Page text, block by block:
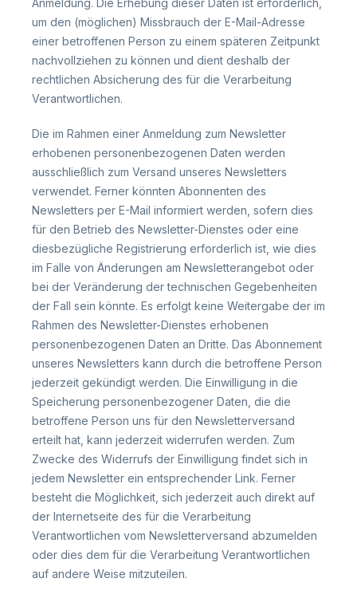
um den (möglichen) Missbrauch der E-Mail-Adresse
einer betroffenen Person zu einem späteren Zeitpunkt
nachvollziehen zu können und dient deshalb der
rechtlichen Absicherung des für die Verarbeitung
Verantwortlichen.
Die im Rahmen einer Anmeldung zum Newsletter
erhobenen personenbezogenen Daten werden
ausschließlich zum Versand unseres Newsletters
verwendet. Ferner könnten Abonnenten des
Newsletters per E-Mail informiert werden, sofern dies
für den Betrieb des Newsletter-Dienstes oder eine
diesbezügliche Registrierung erforderlich ist, wie dies
im Falle von Änderungen am Newsletterangebot oder
bei der Veränderung der technischen Gegebenheiten
der Fall sein könnte. Es erfolgt keine Weitergabe der im
Rahmen des Newsletter-Dienstes erhobenen
personenbezogenen Daten an Dritte. Das Abonnement
unseres Newsletters kann durch die betroffene Person
jederzeit gekündigt werden. Die Einwilligung in die
Speicherung personenbezogener Daten, die die
betroffene Person uns für den Newsletterversand
erteilt hat, kann jederzeit widerrufen werden. Zum
Zwecke des Widerrufs der Einwilligung findet sich in
jedem Newsletter ein entsprechender Link. Ferner
besteht die Möglichkeit, sich jederzeit auch direkt auf
der Internetseite des für die Verarbeitung
Verantwortlichen vom Newsletterversand abzumelden
oder dies dem für die Verarbeitung Verantwortlichen
auf andere Weise mitzuteilen.